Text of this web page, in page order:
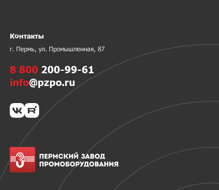
Контакты
г. Пермь, ул. Промышленная, 87
8 800 200-99-61
info@pzpo.ru